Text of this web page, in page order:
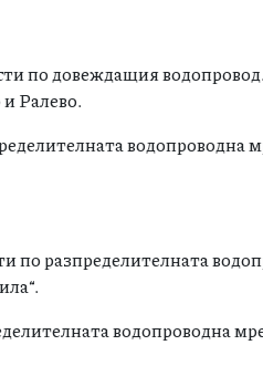
по довеждащия
Ралево.
по разпределителната
водопроводна